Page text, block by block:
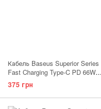
Кабель Baseus Superior Series
Fast Charging Type-C PD 66W
(2m) White
375 грн